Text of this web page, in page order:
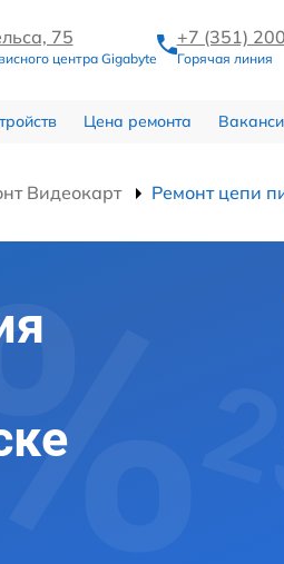
75
центра Gigabyte
+7 (351)
Горячая линия
Цена ремонта
Видеокарт Ремонт цепи